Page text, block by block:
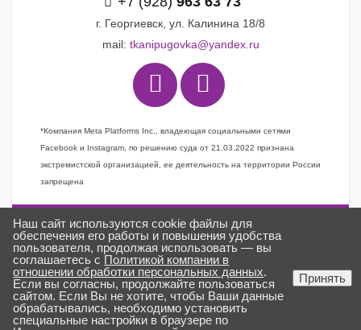
г. Георгиевск, ул. Калинина 18/8
mail: tkanipugovka@yandex.ru
*Компания Meta Platforms Inc., владеющая социальными сетями
Facebook и Instagram, по решению суда от 21.03.2022 признана
экстремистской организацией, ее деятельность на территории России
запрещена
Задать вопрос
Заказать звонок
Создано вГИПЕРКУБ®
ткани «Пуговка» © 2025
Наш сайт используются cookie файлы для
обеспечения его работы и повышения удобства
пользователя, продолжая использовать — вы
соглашаетесь с Политикой компании в
отношении обработки персональных данных.
Если вы согласны, продолжайте пользоваться
сайтом. Если Вы не хотите, чтобы Ваши данные
обрабатывались, необходимо установить
специальные настройки в браузере по
Принять